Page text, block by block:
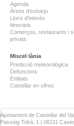
Agenda
Àrees d'esbarjo
Llocs d'interès
Itineraris
Comerços, restaurants i
privats
Miscel·lània
Predicció meteorològica
Defuncions
Entitats
Castellar en xifres
Ajuntament de Castellar del
Passeig Tolrà, 1 | 08211